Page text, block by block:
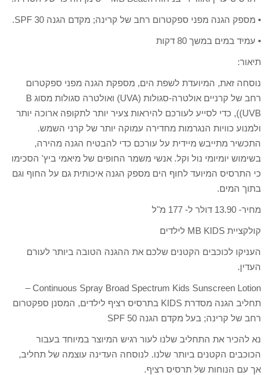
• מספק הגנה מפני ספקטרום רחב של קרינה; מקדם הגנה SPF 30.
• עמיד במים במשך 80 דקות
תיאור:
נוסחה זאת, המיועדת לשפת הים, מספקת הגנה מפני ספקטרום
רחב של קרניים אולטרה-סגולות (UVA) ואולטרה סגולות מסוג B
((UVB, כדי לסייע לעורכם להיראות צעיר יותר לתקופה ארוכה יותר
ולמנוע כוויות הנגרמות מחדירה עמוקה יותר של קרני השמש.
התכשיר מתייבש מיידית על עורכם כדי להבטיח הגנה מהירה,
בשימוש יומיומי נול וקל. אנשי משמר החופים של מיאמי ביץ' הסכימו
כי התרסיס המיועד לחוף הים מספק הגנה איכותית גם על החוף וגם
בתוך המים.
מחיר- 13.90 דולר ל- 177 מ"ל
קולקציית MB KIDS לילדים
העניקו לכוכבים הקטנים שלכם את ההגנה הטובה ביותר לעורם
העדין.
Continuous Spray Broad Spectrum Kids Sunscreen Lotion –
תחליב הגנה מסדרת KIDS בתרסיס רציף לילדים, המסנן ספקטרום
רחב של קרינה; בעל מקדם הגנה SPF 50
נא להכיר את התחליב שלנו לעור רגיש המיוצר במיוחד בעבור
הכוכבים הקטנים ביותר שלנו. לנוסחה העדינה עוצמה של תחליב,
אך עם הנוחות של תרסיס רציף.